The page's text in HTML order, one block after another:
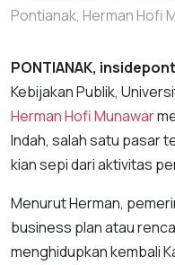
Pontianak, Herman Hofi
PONTIANAK,
Kebijakan Publik,
Herman Hofi Munawar
Indah, salah satu pasar
kian sepi dari aktivitas
Menurut Herman,
business plan atau
menghidupkan kembali